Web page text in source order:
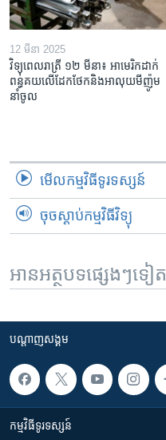
12 មីនា 2025
វិទ្យុពេលរាត្រី ១២ មីនា៖ អាមេរិក​ដាក់​
ពន្ធគយ​លើ​ដែកថែក​និង​អាលុយ​មីញ៉ូម​
នាំចូល
មើល​កម្មវិធី​ទូរទស្សន៍
ចុចស្តាប់កម្មវិធីវិទ្យុ
អានអត្ថបទផ្សេងៗទៀត
បណ្តាញ​សង្គម
កម្មវិធី​ទូរទស្សន៍